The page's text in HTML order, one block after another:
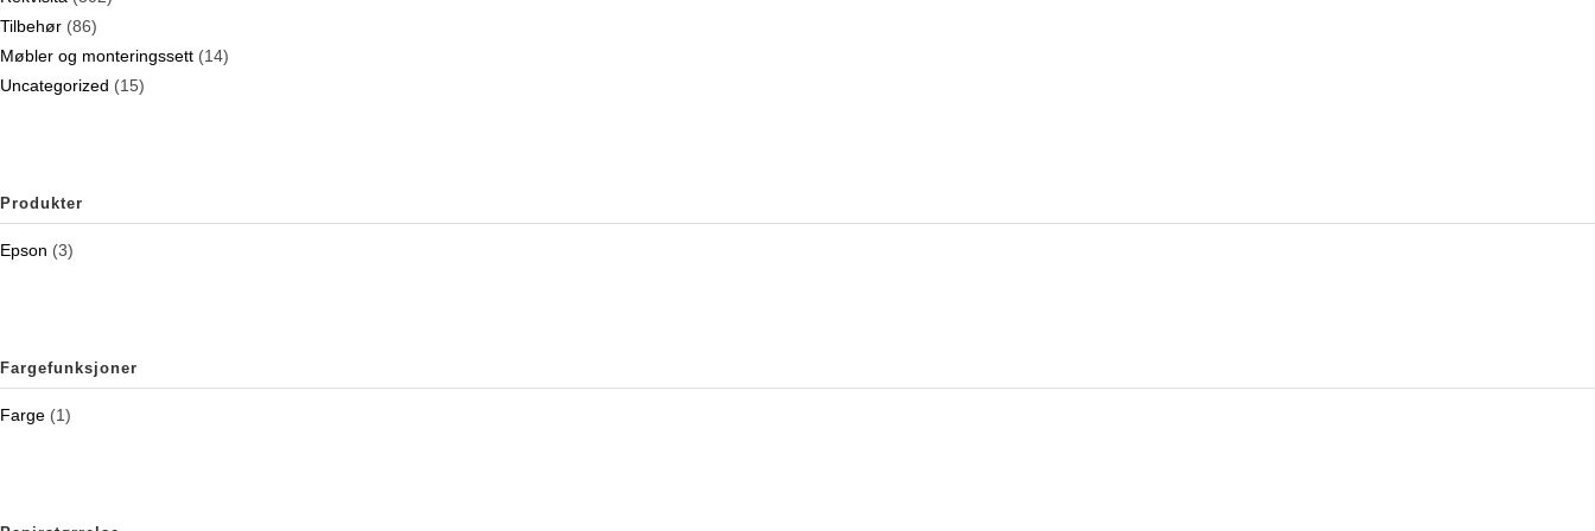
Tilbehør (86)
Møbler og monteringssett (14)
Uncategorized (15)
Produkter
Epson (3)
Fargefunksjoner
Farge (1)